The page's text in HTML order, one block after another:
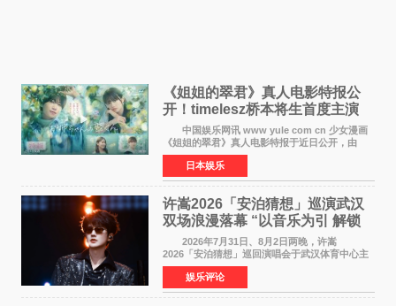
《姐姐的翠君》真人电影特报公
开！timelesz桥本将生首度主演
12月4日上映
中国娱乐网讯 www yule com cn 少女漫画
《姐姐的翠君》真人电影特报于近日公开，由
timelesz成员桥本将生担任主演，这也是他首次
担任电影主演，引发高度关注。 女高中生咲
苗翠（中岛瑠菜
日本娱乐
许嵩2026「安泊猜想」巡演武汉
双场浪漫落幕 “以音乐为引 解锁
江城记忆”
2026年7月31日、8月2日两晚，许嵩
2026「安泊猜想」巡回演唱会于武汉体育中心主
体育场盛大开唱。许嵩与数万歌迷在此相聚，从
浪漫惬意的舞台设计到充满诚意与惊喜的现场互
动，共同开启了一场关于
娱乐评论